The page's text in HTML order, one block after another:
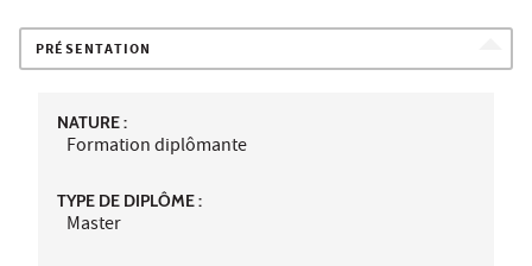
PRÉSENTATION
NATURE :
Formation diplômante
TYPE DE DIPLÔME :
Master